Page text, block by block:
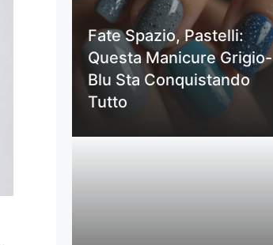
Fate Spazio, Pastelli:
Questa Manicure Grigio-
Blu Sta Conquistando
Tutto